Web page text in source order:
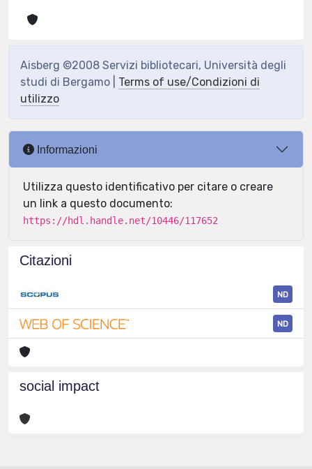
Aisberg ©2008 Servizi bibliotecari, Università degli
studi di Bergamo | Terms of use/Condizioni di
utilizzo
Informazioni
Utilizza questo identificativo per citare o creare
un link a questo documento:
https://hdl.handle.net/10446/117652
Citazioni
ND
ND
social impact